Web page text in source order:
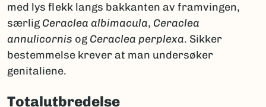
med lys flekk langs bakkanten av framvingen,
særlig Ceraclea albimacula, Ceraclea
annulicornis og Ceraclea perplexa. Sikker
bestemmelse krever at man undersøker
genitaliene.
Totalutbredelse